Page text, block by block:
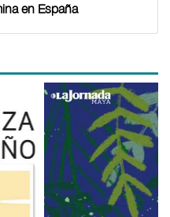
en España